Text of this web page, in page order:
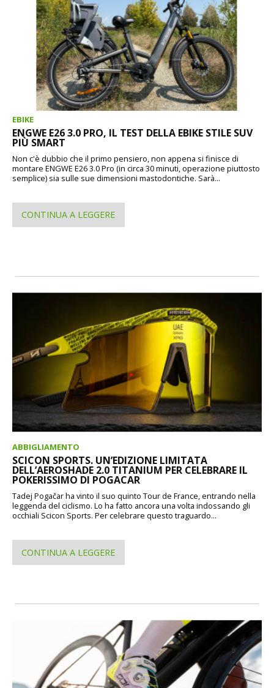
EBIKE
ENGWE E26 3.0 PRO, IL TEST DELLA EBIKE STILE SUV
PIÙ SMART
Non c'è dubbio che il primo pensiero, non appena si finisce di
montare ENGWE E26 3.0 Pro (in circa 30 minuti, operazione piuttosto
semplice) sia sulle sue dimensioni mastodontiche. Sarà...
CONTINUA A LEGGERE
ABBIGLIAMENTO
SCICON SPORTS. UN’EDIZIONE LIMITATA
DELL’AEROSHADE 2.0 TITANIUM PER CELEBRARE IL
POKERISSIMO DI POGACAR
Tadej Pogačar ha vinto il suo quinto Tour de France, entrando nella
leggenda del ciclismo. Lo ha fatto ancora una volta indossando gli
occhiali Scicon Sports. Per celebrare questo traguardo...
CONTINUA A LEGGERE